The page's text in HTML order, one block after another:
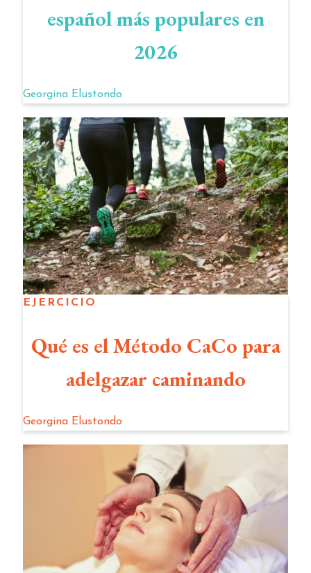
español más populares en
2026
Georgina Elustondo
EJERCICIO
Qué es el Método CaCo para
adelgazar caminando
Georgina Elustondo